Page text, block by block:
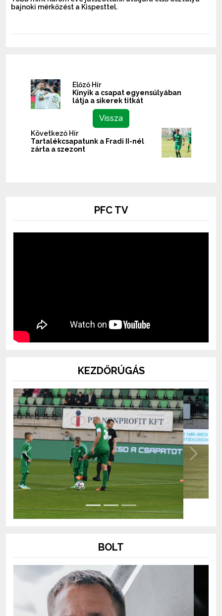
bajnoki mérkőzést a Kispesttel.
Előző Hír
Kinyik a csapat egyensúlyában
látja a sikerek titkát
Vissza
Következő Hír
Tartalékcsapatunk a Fradi II-nél
zárta a szezont
PFC TV
KEZDŐRÚGÁS
Previous Next